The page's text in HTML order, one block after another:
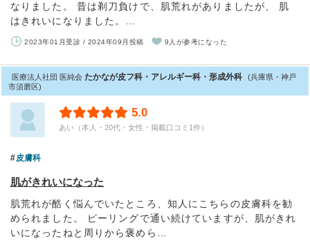
なりました。 昔は剃刀負けで、肌荒れがありましたが、 肌
はきれいになりました。…
2023年01月受診 / 2024年09月投稿 9人が参考になった
医療法人社団 医純会 たかなが皮フ科・アレルギー科・形成外科 (兵庫県・神戸
市須磨区)
5.0
あい（本人・20代・女性・掲載口コミ1件）
皮膚科
肌がきれいになった
肌荒れが酷く悩んでいたところ、知人にこちらの皮膚科を勧
められました。 ピーリングで通い続けていますが、肌がきれ
いになったねと周りから褒めら…